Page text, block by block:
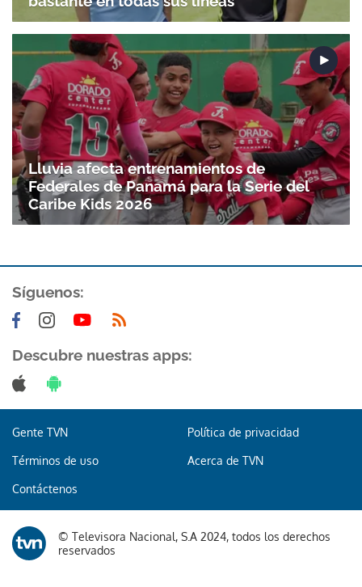
Lluvia afecta entrenamientos de
Federales de Panamá para la Serie del
Caribe Kids 2026
Síguenos:
Descubre nuestras apps:
Gente TVN Política de privacidad
Términos de uso Acerca de TVN
Contáctenos
© Televisora Nacional, S.A 2024, todos los derechos
reservados